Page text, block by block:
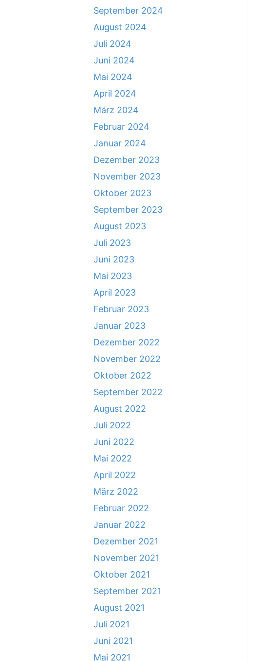
September 2024
August 2024
Juli 2024
Juni 2024
Mai 2024
April 2024
März 2024
Februar 2024
Januar 2024
Dezember 2023
November 2023
Oktober 2023
September 2023
August 2023
Juli 2023
Juni 2023
Mai 2023
April 2023
Februar 2023
Januar 2023
Dezember 2022
November 2022
Oktober 2022
September 2022
August 2022
Juli 2022
Juni 2022
Mai 2022
April 2022
März 2022
Februar 2022
Januar 2022
Dezember 2021
November 2021
Oktober 2021
September 2021
August 2021
Juli 2021
Juni 2021
Mai 2021